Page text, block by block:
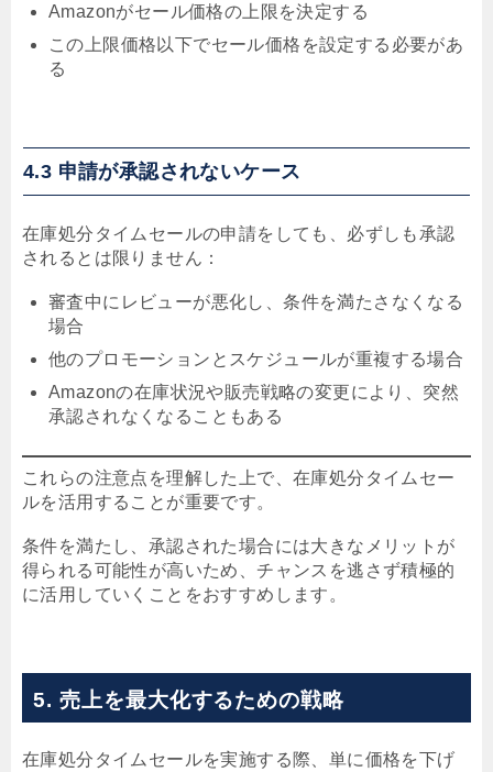
Amazonがセール価格の上限を決定する
この上限価格以下でセール価格を設定する必要があ
る
4.3 申請が承認されないケース
在庫処分タイムセールの申請をしても、必ずしも承認
されるとは限りません：
審査中にレビューが悪化し、条件を満たさなくなる
場合
他のプロモーションとスケジュールが重複する場合
Amazonの在庫状況や販売戦略の変更により、突然
承認されなくなることもある
これらの注意点を理解した上で、在庫処分タイムセー
ルを活用することが重要です。
条件を満たし、承認された場合には大きなメリットが
得られる可能性が高いため、チャンスを逃さず積極的
に活用していくことをおすすめします。
5. 売上を最大化するための戦略
在庫処分タイムセールを実施する際、単に価格を下げ